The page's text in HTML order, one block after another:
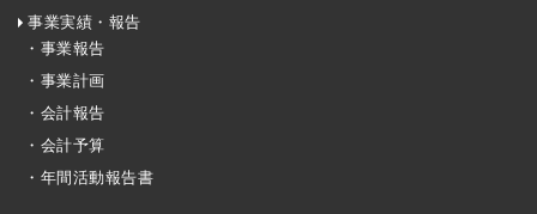
事業実績・報告
・事業報告
・事業計画
・会計報告
・会計予算
・年間活動報告書